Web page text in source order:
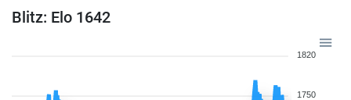
Blitz: Elo 1642
1820
1750